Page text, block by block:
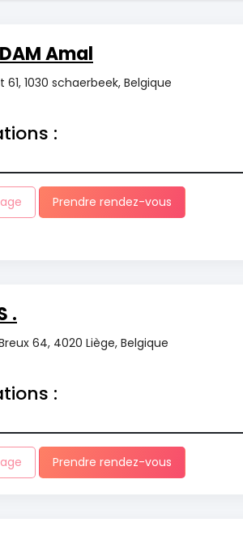
Amal
1030 schaerbeek, Belgique
:
Prendre rendez-vous
.
64, 4020 Liège, Belgique
:
Prendre rendez-vous